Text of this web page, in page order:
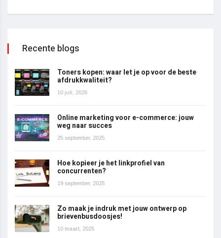
Recente blogs
Toners kopen: waar let je op voor de beste
afdrukkwaliteit?
10 juli, 2026
Online marketing voor e-commerce: jouw
weg naar succes
25 september, 2025
Hoe kopieer je het linkprofiel van
concurrenten?
19 september, 2025
Zo maak je indruk met jouw ontwerp op
brievenbusdoosjes!
10 maart, 2025